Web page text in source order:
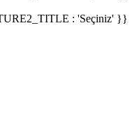
: 'Seçiniz' }}